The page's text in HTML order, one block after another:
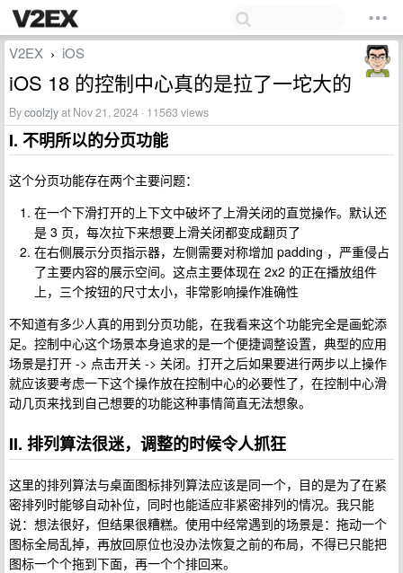
V2EX › iOS
iOS 18 的控制中心真的是拉了一坨大的
Bycoolzjyat Nov 21, 2024 · 11563 views
I. 不明所以的分页功能
这个分页功能存在两个主要问题：
在一个下滑打开的上下文中破坏了上滑关闭的直觉操作。默认还
是 3 页，每次拉下来想要上滑关闭都变成翻页了
在右侧展示分页指示器，左侧需要对称增加 padding ，严重侵占
了主要内容的展示空间。这点主要体现在 2x2 的正在播放组件
上，三个按钮的尺寸太小，非常影响操作准确性
不知道有多少人真的用到分页功能，在我看来这个功能完全是画蛇添
足。控制中心这个场景本身追求的是一个便捷调整设置，典型的应用
场景是打开 -> 点击开关 -> 关闭。打开之后如果要进行两步以上操作
就应该要考虑一下这个操作放在控制中心的必要性了，在控制中心滑
动几页来找到自己想要的功能这种事情简直无法想象。
II. 排列算法很迷，调整的时候令人抓狂
这里的排列算法与桌面图标排列算法应该是同一个，目的是为了在紧
密排列时能够自动补位，同时也能适应非紧密排列的情况。我只能
说：想法很好，但结果很糟糕。使用中经常遇到的场景是：拖动一个
图标全局乱掉，再放回原位也没办法恢复之前的布局，不得已只能把
图标一个个拖到下面，再一个个排回来。